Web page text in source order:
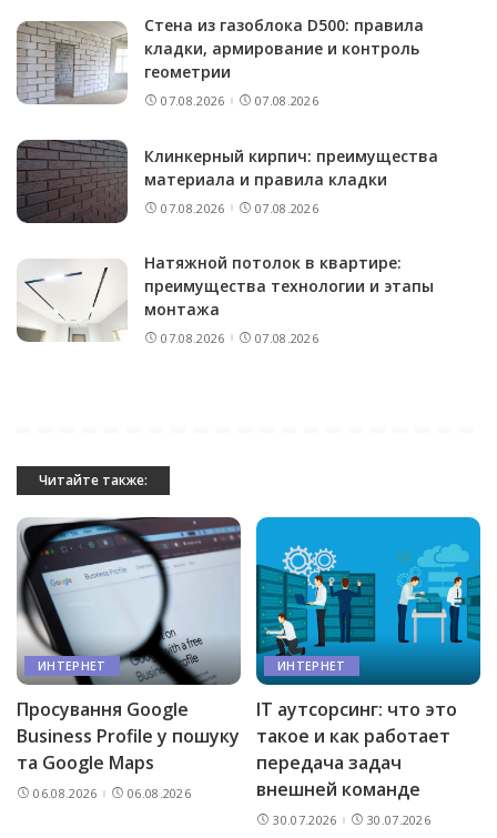
Стена из газоблока D500: правила
кладки, армирование и контроль
геометрии
07.08.2026 07.08.2026
Клинкерный кирпич: преимущества
материала и правила кладки
07.08.2026 07.08.2026
Натяжной потолок в квартире:
преимущества технологии и этапы
монтажа
07.08.2026 07.08.2026
Читайте также:
ИНТЕРНЕТ
Просування Google
Business Profile у пошуку
та Google Maps
06.08.2026 06.08.2026
ИНТЕРНЕТ
IT аутсорсинг: что это
такое и как работает
передача задач
внешней команде
30.07.2026 30.07.2026